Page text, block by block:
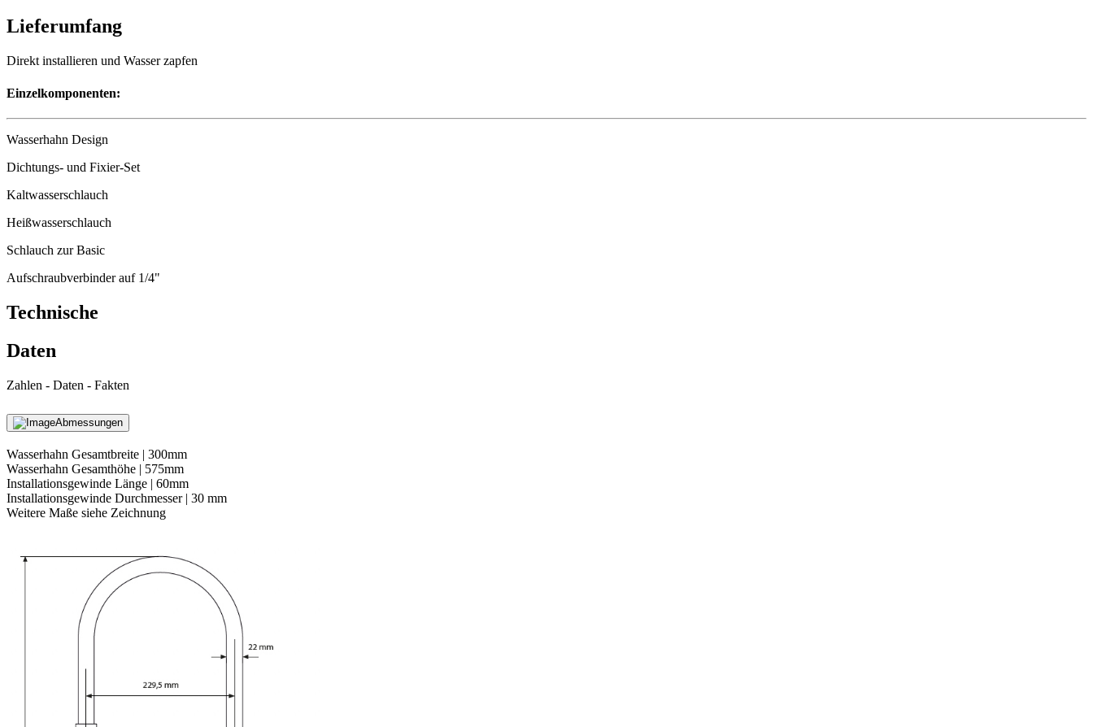
Lieferumfang
Direkt installieren und Wasser zapfen
Einzelkomponenten:
Wasserhahn Design
Dichtungs- und Fixier-Set
Kaltwasserschlauch
Heißwasserschlauch
Schlauch zur Basic
Aufschraubverbinder auf 1/4"
Technische
Daten
Zahlen - Daten - Fakten
Abmessungen
Wasserhahn Gesamtbreite | 300mm
Wasserhahn Gesamthöhe | 575mm
Installationsgewinde Länge | 60mm
Installationsgewinde Durchmesser | 30 mm
Weitere Maße siehe Zeichnung